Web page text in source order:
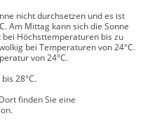
nicht durchsetzen und es ist
Am Mittag kann sich die Sonne
Höchsttemperaturen bis zu
bei Temperaturen von 24°C.
von 24°C.
28°C.
finden Sie eine